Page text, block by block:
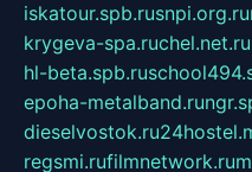
iskatour.spb.rusnpi.org.ru
krygeva-spa.ruchel.net.ru
hl-beta.spb.ru
epoha-metalband.ru
dieselvostok.ru
regsmi.rufilmnetwork.ru